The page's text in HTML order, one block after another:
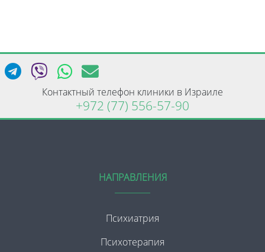
Контактный телефон клиники в Израиле
+972 (77) 556-57-90
НАПРАВЛЕНИЯ
Психиатрия
Психотерапия